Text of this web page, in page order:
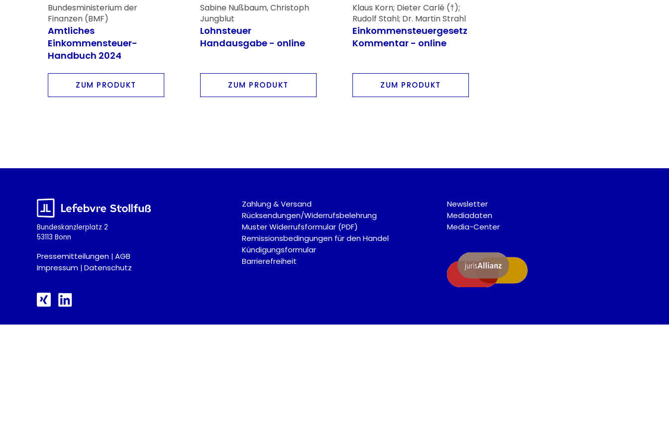
Bundesministerium der
Finanzen (BMF)
Amtliches
Einkommensteuer-
Handbuch 2024
ZUM PRODUKT
Sabine Nußbaum, Christoph
Jungblut
Lohnsteuer
Handausgabe - online
ZUM PRODUKT
Klaus Korn; Dieter Carlé (†);
Rudolf Stahl; Dr. Martin Strahl
Einkommensteuergesetz
Kommentar - online
ZUM PRODUKT
Bundeskanzlerplatz 2
53113 Bonn
Pressemitteilungen| AGB
Impressum| Datenschutz
Zahlung & Versand
Rücksendungen/Widerrufsbelehrung
Muster Widerrufsformular (PDF)
Remissionsbedingungen für den Handel
Kündigungsformular
Barrierefreiheit
Newsletter
Mediadaten
Media-Center